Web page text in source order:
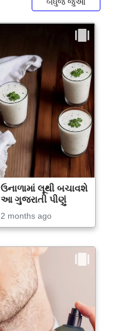
બધુજ જુઓ
ઉનાળામાં લૂથી બચાવશે
આ ગુજરાતી પીણું
2 months ago